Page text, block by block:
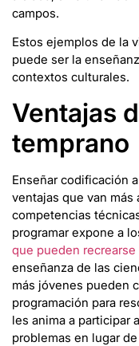
campos.
Estos ejemplos de la
puede ser la
contextos culturales.
Ventajas
temprano
Enseñar codificación
ventajas que van más
competencias
programar expone a
que pueden recrearse
enseñanza de las
más jóvenes pueden
programación para
les anima a participar
problemas en lugar